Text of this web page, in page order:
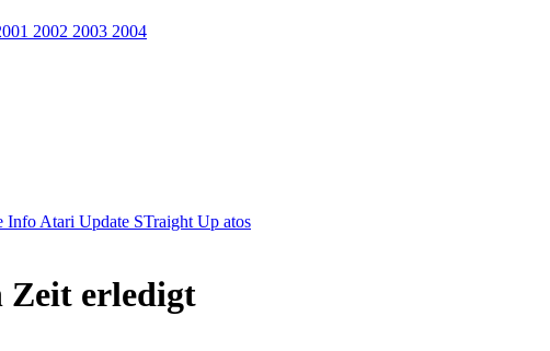
2002 2003 2004
Info Atari Update STraight Up atos
Zeit erledigt